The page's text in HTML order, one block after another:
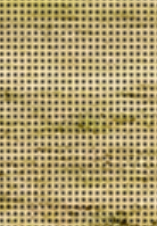
Azeite